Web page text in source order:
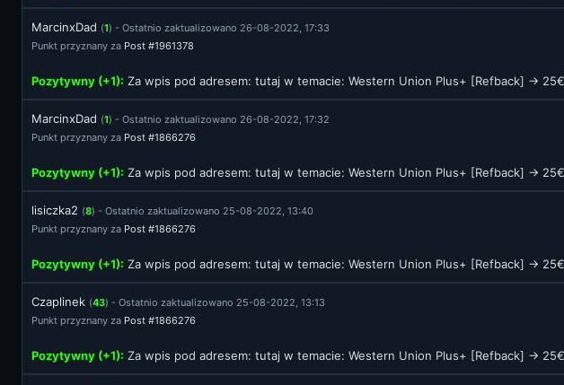
MarcinxDad (1) - Ostatnio zaktualizowano 26-08-2022, 17:33
Punkt przyznany za Post #1961378
Pozytywny (+1): Za wpis pod adresem: tutaj w temacie: Western Union Plus+ [Refback] ->
MarcinxDad (1) - Ostatnio zaktualizowano 26-08-2022, 17:32
Punkt przyznany za Post #1866276
Pozytywny (+1): Za wpis pod adresem: tutaj w temacie: Western Union Plus+ [Refback] ->
lisiczka2 (8) - Ostatnio zaktualizowano 25-08-2022, 13:40
Punkt przyznany za Post #1866276
Pozytywny (+1): Za wpis pod adresem: tutaj w temacie: Western Union Plus+ [Refback] ->
Czaplinek (43) - Ostatnio zaktualizowano 25-08-2022, 13:13
Punkt przyznany za Post #1866276
Pozytywny (+1): Za wpis pod adresem: tutaj w temacie: Western Union Plus+ [Refback] ->